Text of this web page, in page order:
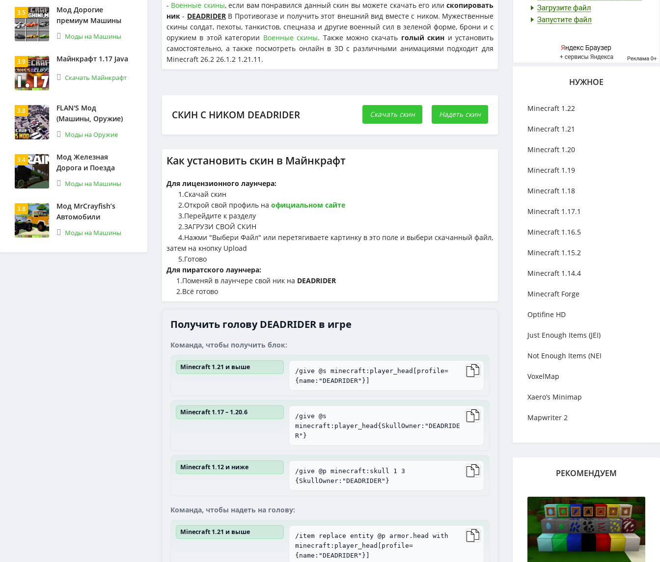
3.5
Мод Дорогие
премиум Машины
Моды на Машины
3.9 Майнкрафт 1.17 Java
Скачать Майнкрафт
3.8
FLAN'S Мод
(Машины, Оружие)
Моды на Оружие
3.4
Мод Железная
Дорога и Поезда
Моды на Машины
3.8
Мод MrCrayfish’s
Автомобили
Моды на Машины
- Военные скины, если вам понравился данный скин вы можете скачать его илископировать
ник - DEADRIDERВ Противогазе и получить этот внешний вид вместе с ником. Мужественные
скины солдат, пехоты, танкистов, спецназа и другие военный сил в зеленой форме, брони и с
оружием в этой категории Военные скины. Также можно скачать голый скин и установить
самостоятельно, а также посмотреть онлайн в 3D с различными анимациями подходит для
Minecraft 26.2 26.1.2 1.21.11.
СКИН С НИКОМ DEADRIDER Скачать скин Надеть скин
Как установить скин в Майнкрафт
Для лицензионного лаунчера:
1.Cкачай скин
2.Открой свой профиль на официальном сайте
3.Перейдите к разделу
2.ЗАГРУЗИ СВОЙ СКИН
4.Нажми "Выбери Файл" или перетягиваете картинку в это поле и выбери скачанный файл,
затем на кнопку Upload
5.Готово
Для пиратского лаунчера:
1.Поменяй в лаунчере свой ник на DEADRIDER
2.Всё готово
Получить голову DEADRIDER в игре
Команда, чтобы получить блок:
Minecraft 1.21 и выше
/give @s minecraft:player_head[profile=
{name:"DEADRIDER"}]
Minecraft 1.17 – 1.20.6
/give @s
minecraft:player_head{SkullOwner:"DEADRIDE
R"}
Minecraft 1.12 и ниже
/give @p minecraft:skull 1 3
{SkullOwner:"DEADRIDER"}
Команда, чтобы надеть на голову:
Minecraft 1.21 и выше
/item replace entity @p armor.head with
minecraft:player_head[profile=
{name:"DEADRIDER"}]
НУЖНОЕ
Minecraft 1.22
Minecraft 1.21
Minecraft 1.20
Minecraft 1.19
Minecraft 1.18
Minecraft 1.17.1
Minecraft 1.16.5
Minecraft 1.15.2
Minecraft 1.14.4
Minecraft Forge
Optifine HD
Just Enough Items (JEI)
Not Enough Items (NEI
VoxelMap
Xaero’s Minimap
Mapwriter 2
РЕКОМЕНДУЕМ